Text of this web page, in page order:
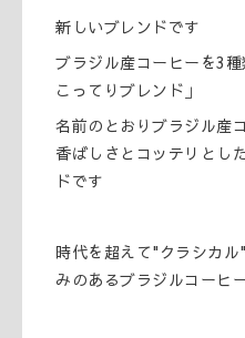
新しいブレンドです
ブラジル産コーヒーを3
こってりブレンド」
名前のとおりブラジル産
香ばしさとコッテリとし
ドです
時代を超えて"クラシカ
みのあるブラジルコーヒ